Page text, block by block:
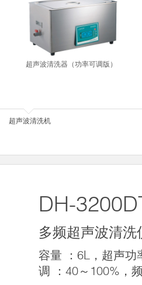
超声波清洗器（功率可调版）
超声波清洗机
DH-
多频超声波清洗
容量 ：6L，超声功
调 ：40～100%，